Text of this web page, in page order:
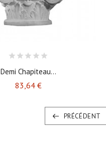
Demi Chapiteau...
83,64 €Prix
PRÉCÉDENT